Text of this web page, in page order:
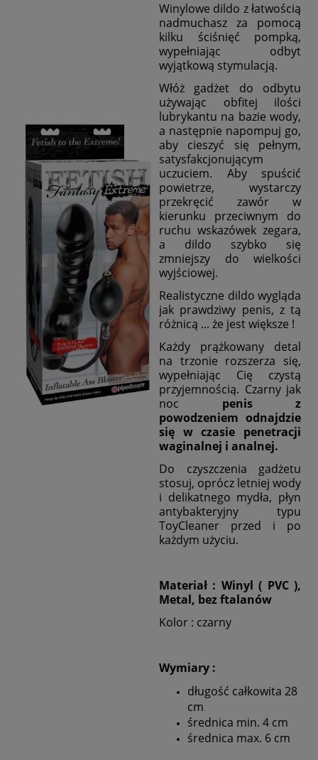
Winylowe dildo z łatwością
nadmuchasz za pomocą
kilku ściśnięć pompką,
wypełniając odbyt
wyjątkową stymulacją.
Włóż gadżet do odbytu
używając obfitej ilości
lubrykantu na bazie wody,
a następnie napompuj go,
aby cieszyć się pełnym,
satysfakcjonującym
uczuciem. Aby spuścić
powietrze, wystarczy
przekręcić zawór w
kierunku przeciwnym do
ruchu wskazówek zegara,
a dildo szybko się
zmniejszy do wielkości
wyjściowej.
Realistyczne dildo wygląda
jak prawdziwy penis, z tą
różnicą ... że jest większe !
Każdy prążkowany detal
na trzonie rozszerza się,
wypełniając Cię czystą
przyjemnością. Czarny jak
noc penis z
powodzeniem odnajdzie
się w czasie penetracji
waginalnej i analnej.
Do czyszczenia gadżetu
stosuj, oprócz letniej wody
i delikatnego mydła, płyn
antybakteryjny typu
ToyCleaner przed i po
każdym użyciu.
Materiał : Winyl ( PVC ),
Metal, bez ftalanów
Kolor : czarny
Wymiary :
długość całkowita 28
cm
średnica min. 4 cm
średnica max. 6 cm